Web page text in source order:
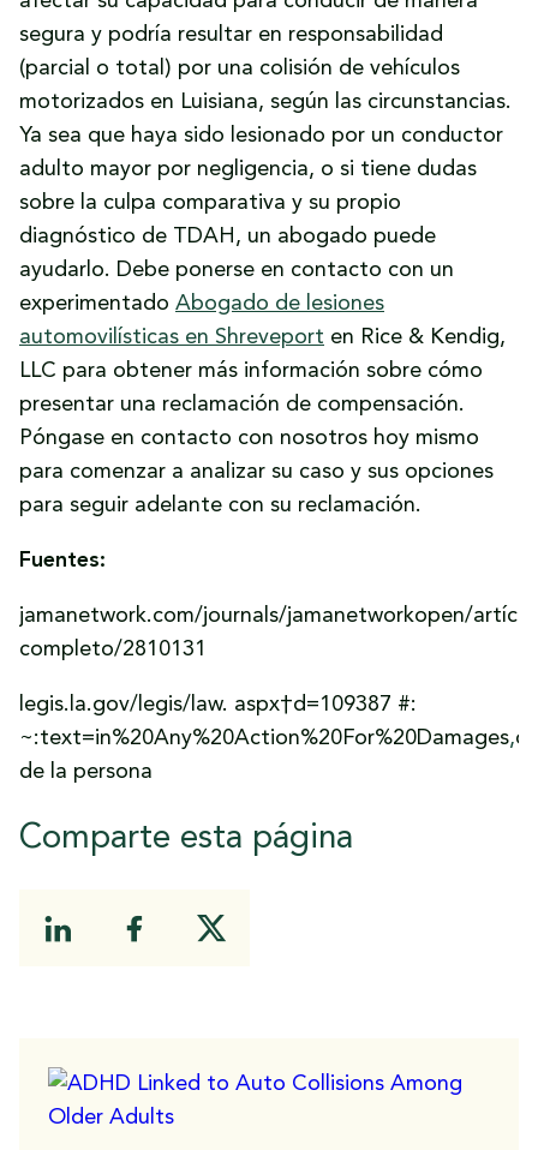
segura y podría resultar en responsabilidad
(parcial o total) por una colisión de vehículos
motorizados en Luisiana, según las circunstancias.
Ya sea que haya sido lesionado por un conductor
adulto mayor por negligencia, o si tiene dudas
sobre la culpa comparativa y su propio
diagnóstico de TDAH, un abogado puede
ayudarlo. Debe ponerse en contacto con un
experimentado Abogado de lesiones
automovilísticas en Shreveport en Rice & Kendig,
LLC para obtener más información sobre cómo
presentar una reclamación de compensación.
Póngase en contacto con nosotros hoy mismo
para comenzar a analizar su caso y sus opciones
para seguir adelante con su reclamación.
Fuentes:
jamanetwork.com/journals/jamanetworkopen/
completo/2810131
legis.la.gov/legis/law. aspx†d=109387 #:
~:text=in%20Any%20Action%20For%20Damages,
de la persona
Comparte esta página